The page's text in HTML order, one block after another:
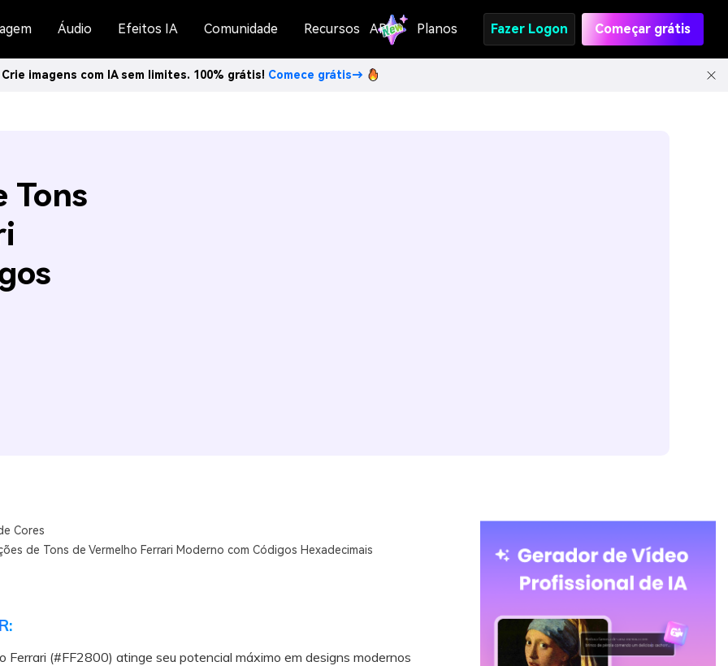
Áudio Efeitos IA Comunidade Recursos API Planos Fazer Logon Começar grátis
Crie imagens com IA sem limites. 100% grátis! Comece grátis→
Tons
Cores
de Tons de Vermelho Ferrari Moderno com Códigos Hexadecimais
Ferrari (#FF2800) atinge seu potencial máximo em designs modernos